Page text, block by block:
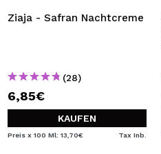
Ziaja - Safran Nachtcreme
(28)
6,85€
KAUFEN
Preis x 100 Ml: 13,70€ Tax Inb.